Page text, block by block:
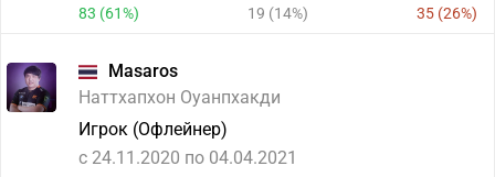
83 (61%) 19 (14%) 35 (26%)
Masaros
Наттхапхон Оуанпхакди
Игрок (Офлейнер)
c 24.11.2020 по 04.04.2021